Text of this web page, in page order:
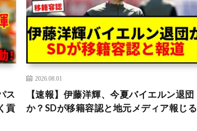
ス
貢
2026.08.01
【速報】伊藤洋輝、今夏バイエルン退団
か？SDが移籍容認と地元メディア報じる